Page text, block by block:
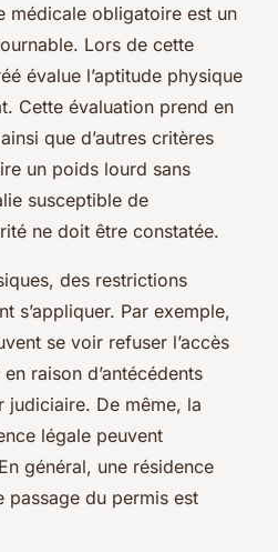
médicale obligatoire est un
Lors de cette
évalue l’aptitude physique
Cette évaluation prend en
que d’autres critères
un poids lourd sans
susceptible de
ne doit être constatée.
des restrictions
s’appliquer. Par exemple,
se voir refuser l’accès
raison d’antécédents
judiciaire. De même, la
légale peuvent
général, une résidence
passage du permis est